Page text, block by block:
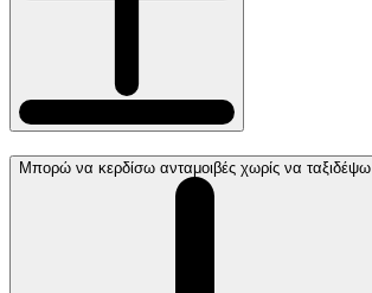
Μπορώ να κερδίσω ανταμοιβές χωρίς να ταξιδέψω